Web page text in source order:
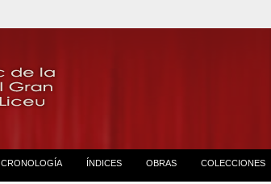
CRONOLOGÍA ÍNDICES OBRAS COLECCIONES